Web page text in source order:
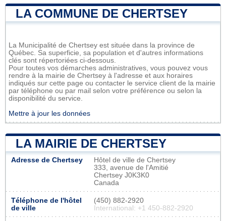
LA COMMUNE DE CHERTSEY
La Municipalité de Chertsey est située dans la province de
Québec. Sa superficie, sa population et d'autres informations
clés sont répertoriées ci-dessous.
Pour toutes vos démarches administratives, vous pouvez vous
rendre à la mairie de Chertsey à l'adresse et aux horaires
indiqués sur cette page ou contacter le service client de la mairie
par téléphone ou par mail selon votre préférence ou selon la
disponibilité du service.
Mettre à jour les données
LA MAIRIE DE CHERTSEY
Adresse de Chertsey
Hôtel de ville de Chertsey
333, avenue de l'Amitié
Chertsey J0K3K0
Canada
Téléphone de l'hôtel
de ville
(450) 882-2920
International: +1 450-882-2920